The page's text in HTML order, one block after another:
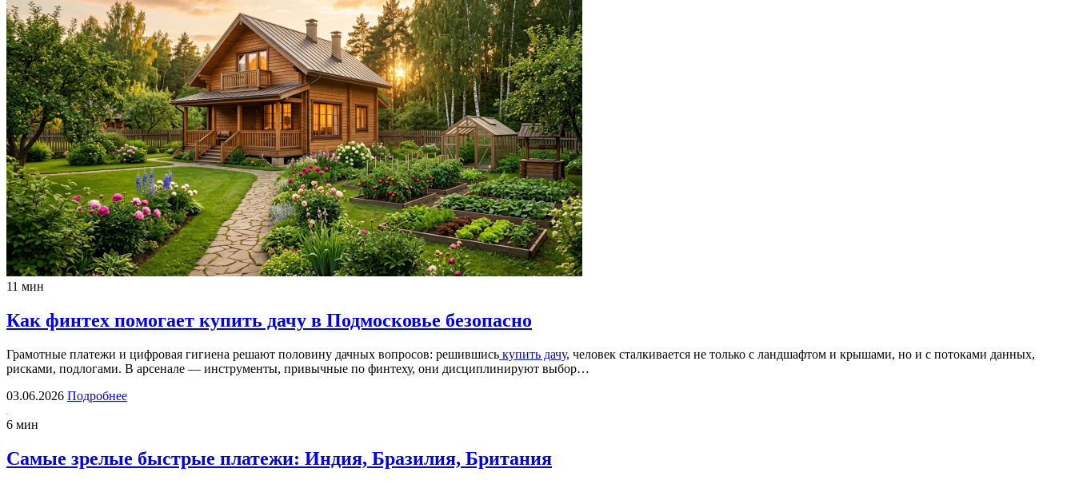
11 мин
Как финтех помогает купить дачу в Подмосковье безопасно
Грамотные платежи и цифровая гигиена решают половину дачных вопросов: решившись купить дачу, человек сталкивается не только с ландшафтом и крышами, но и с потоками данных,
рисками, подлогами. В арсенале — инструменты, привычные по финтеху, они дисциплинируют выбор…
03.06.2026 Подробнее
6 мин
Самые зрелые быстрые платежи: Индия, Бразилия, Британия